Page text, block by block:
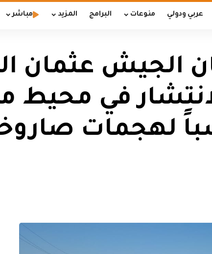
عربي ودولي منوعات البرامج المزيد مباشر
الجيش عثمان
في محيط
لهجمات